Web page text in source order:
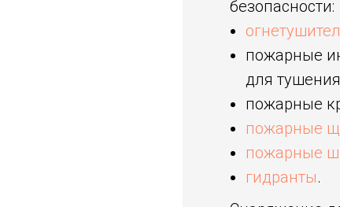
безопасности:
пожарные
для
пожарные
пожарные
пожарные
гидранты.